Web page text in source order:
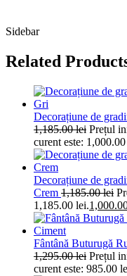
Sidebar
Related
Decorațiune de
1,185.00lei Prețul
curent este:
Decorațiune de
Crem 1,185.00lei
1,185.00 lei.
Fântână Buturugă
1,295.00lei Prețul
curent este: 985.00